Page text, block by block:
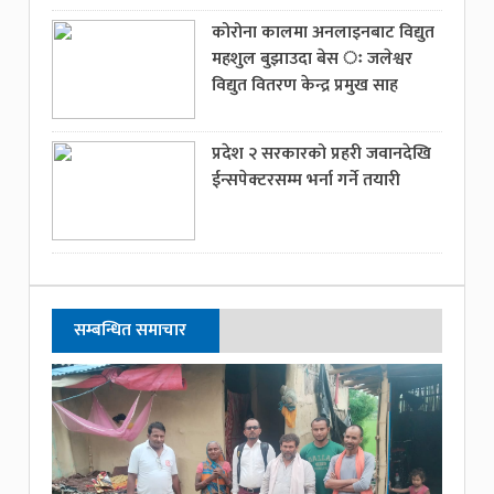
कोरोना कालमा अनलाइनबाट विद्युत
महशुल बुझाउदा बेस ः जलेश्वर
विद्युत वितरण केन्द्र प्रमुख साह
प्रदेश २ सरकारको प्रहरी जवानदेखि
ईन्सपेक्टरसम्म भर्ना गर्ने तयारी
सम्बन्धित समाचार